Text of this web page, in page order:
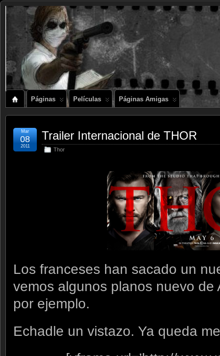
Páginas Películas Páginas Amigas
Trailer Internacional de THOR
Thor
Mar
08
2011
Los franceses han sacado un
vemos algunos planos nuevo de
por ejemplo.
Echadle un vistazo. Ya queda